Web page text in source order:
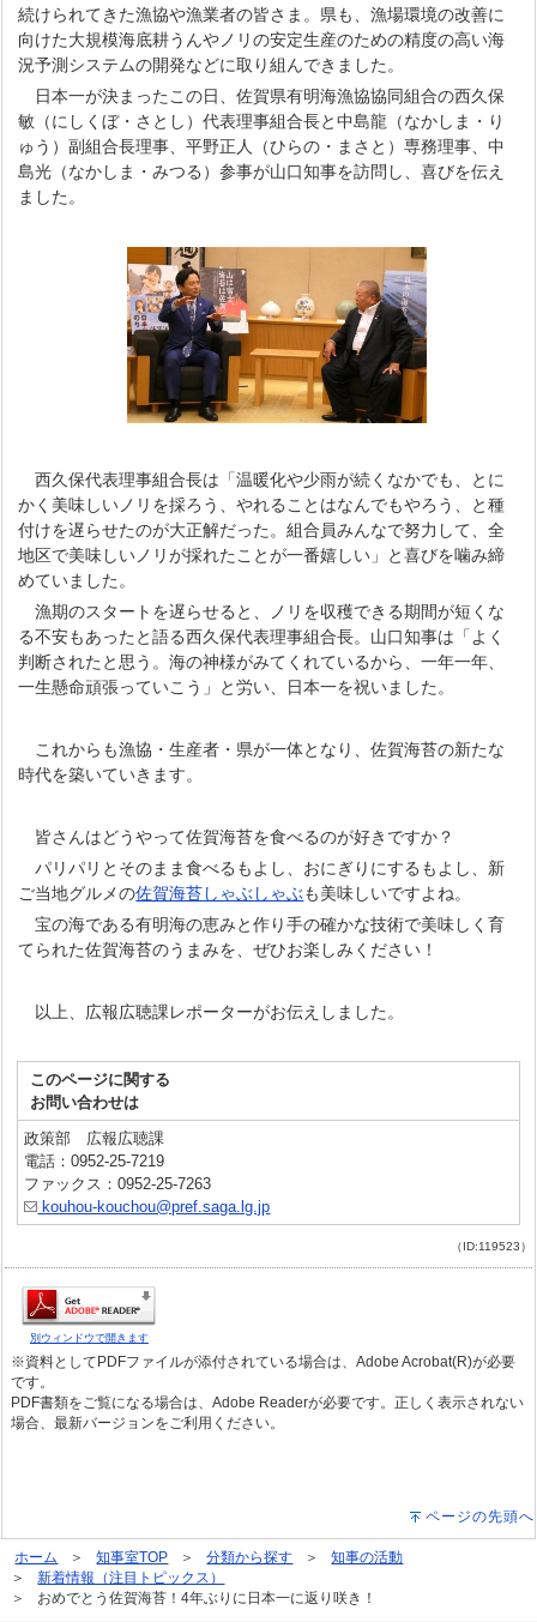
続けられてきた漁協や漁業者の皆さま。県も、漁場環境の改善に
向けた大規模海底耕うんやノリの安定生産のための精度の高い海
況予測システムの開発などに取り組んできました。
日本一が決まったこの日、佐賀県有明海漁協協同組合の西久保
敏（にしくぼ・さとし）代表理事組合長と中島龍（なかしま・り
ゅう）副組合長理事、平野正人（ひらの・まさと）専務理事、中
島光（なかしま・みつる）参事が山口知事を訪問し、喜びを伝え
ました。
西久保代表理事組合長は「温暖化や少雨が続くなかでも、とに
かく美味しいノリを採ろう、やれることはなんでもやろう、と種
付けを遅らせたのが大正解だった。組合員みんなで努力して、全
地区で美味しいノリが採れたことが一番嬉しい」と喜びを噛み締
めていました。
漁期のスタートを遅らせると、ノリを収穫できる期間が短くな
る不安もあったと語る西久保代表理事組合長。山口知事は「よく
判断されたと思う。海の神様がみてくれているから、一年一年、
一生懸命頑張っていこう」と労い、日本一を祝いました。
これからも漁協・生産者・県が一体となり、佐賀海苔の新たな
時代を築いていきます。
皆さんはどうやって佐賀海苔を食べるのが好きですか？
パリパリとそのまま食べるもよし、おにぎりにするもよし、新
ご当地グルメの佐賀海苔しゃぶしゃぶも美味しいですよね。
宝の海である有明海の恵みと作り手の確かな技術で美味しく育
てられた佐賀海苔のうまみを、ぜひお楽しみください！
以上、広報広聴課レポーターがお伝えしました。
このページに関する
お問い合わせは
政策部 広報広聴課
電話：0952-25-7219
ファックス：0952-25-7263
kouhou-kouchou@pref.saga.lg.jp
（ID:119523）
別ウィンドウで開きます
※資料としてPDFファイルが添付されている場合は、Adobe Acrobat(R)が必要
です。
PDF書類をご覧になる場合は、Adobe Readerが必要です。正しく表示されない
場合、最新バージョンをご利用ください。
ページの先頭へ
ホーム 知事室TOP 分類から探す
知事の活動
新着情報（注目トピックス）
おめでとう佐賀海苔！4年ぶりに日本一に返り咲き！